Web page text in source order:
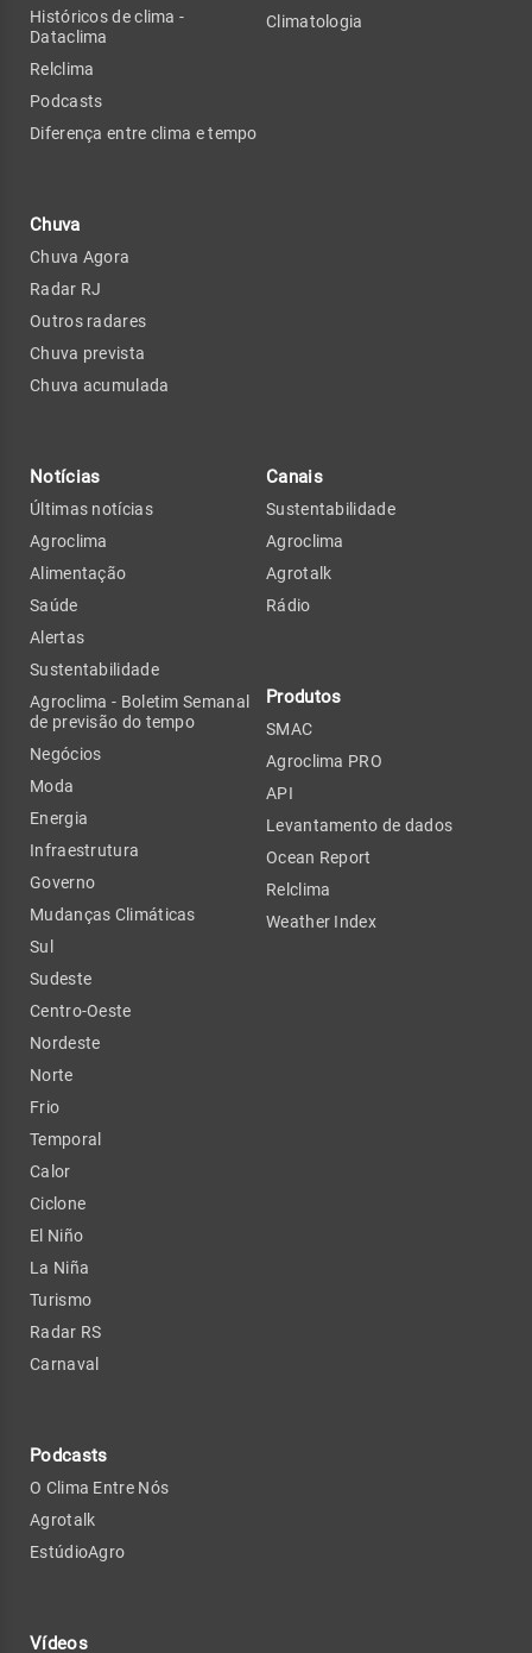
Históricos de clima -
Dataclima
Relclima
Podcasts
Diferença entre clima e tempo
Chuva
Chuva Agora
Radar RJ
Outros radares
Chuva prevista
Chuva acumulada
Climatologia
Notícias
Últimas notícias
Agroclima
Alimentação
Saúde
Alertas
Sustentabilidade
Agroclima - Boletim Semanal
de previsão do tempo
Negócios
Moda
Energia
Infraestrutura
Governo
Mudanças Climáticas
Sul
Sudeste
Centro-Oeste
Nordeste
Norte
Frio
Temporal
Calor
Ciclone
El Niño
La Niña
Turismo
Radar RS
Carnaval
Podcasts
O Clima Entre Nós
Agrotalk
EstúdioAgro
Vídeos
Canais
Sustentabilidade
Agroclima
Agrotalk
Rádio
Produtos
SMAC
Agroclima PRO
API
Levantamento de dados
Ocean Report
Relclima
Weather Index